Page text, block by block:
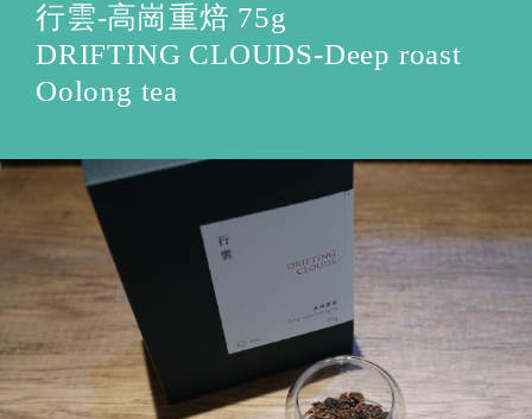
行雲-高崗重焙 75g
DRIFTING CLOUDS-Deep roast
Oolong tea